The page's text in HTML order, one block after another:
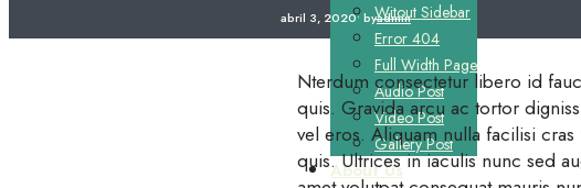
Witout Sidebar
Error 404
Full Width Page
Audio Post
Video Post
Gallery Post
About Us
abril 3, 2020•byadmin
Nterdum consectetur libero id
quis. Gravida arcu ac tortor
vel eros. Aliquam nulla facilisi
quis. Ultrices in iaculis nunc sed